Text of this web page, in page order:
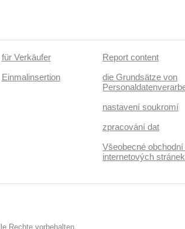
für Verkäufer
Einmalinsertion
Report content
die Grundsätze von
nastavení soukromí
zpracování dat
Všeobecné
internetových
Rechte vorbehalten.